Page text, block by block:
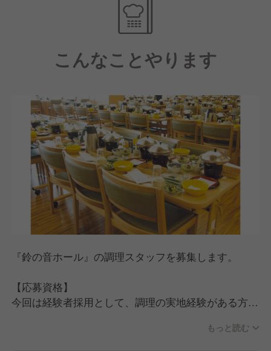
そんな企業だからこそ、社員が長く安心して働ける環
【最高の労働環境！】
当ホールでは基本的にディナー営業がないため、夕方
また、年間休日は120日で、繁忙期と閑散期に応じて
月8〜12日の休みを確保。
「飲食の仕事は夜遅くて休みが少ない」というイメー
ジをお持ちの方にとって、これは大きな魅力のひとつ
ではないでしょうか。
あわせて年2回のリフレッシュ休暇制度があり、公休
と有給を合わせて最大8日間の長期休暇を取得するこ
ともできます。
※もちろん制度があるだけで終わることなく、現場で
もしっかり休みを取らせてくれる環境なのでご安心く
ださい！
さらに、飲食業界ではよくある「みなし残業」はな
く、残業代は別途支給となります。
賞与は業績賞与2回と決算賞与1回の年3回支給と、頑
こんなことやります
『鈴の音ホール』の調理スタッフを募集します。
【応募資格】
今回は経験者採用として、調理の実地経験がある方を
もっと読む